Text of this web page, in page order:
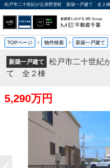
TOPページ > 物件検索 > 新築一戸建て
新築一戸建て
松戸市二十世紀
て 全２棟
5,290万円